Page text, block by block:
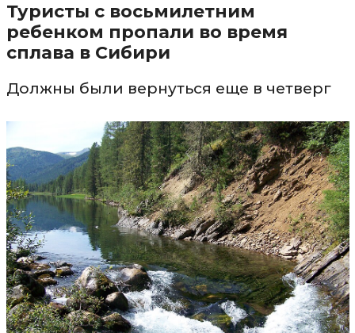
Туристы с восьмилетним
ребенком пропали во время
сплава в Сибири
Должны были вернуться еще в четверг